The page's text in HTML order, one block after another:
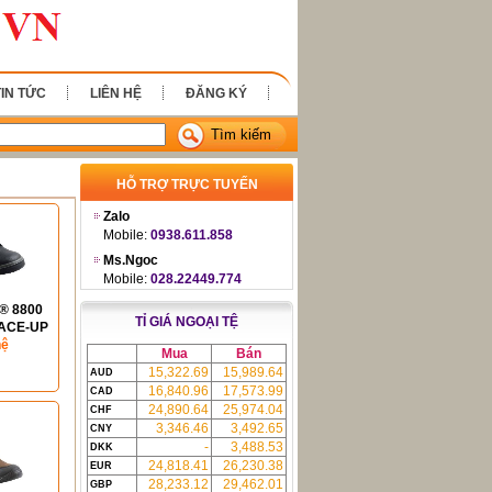
TỨC LIÊN HỆ ĐĂNG KÝ
Tìm kiếm
8800
UP
HỖ TRỢ TRỰC TUYẾN
Zalo
Mobile: 0938.611.858
Ms.Ngoc
Mobile: 028.22449.774
TỈ GIÁ NGOẠI TỆ
Mua Bán
AUD 15,322.69 15,989.64
CAD 16,840.96 17,573.99
CHF 24,890.64 25,974.04
CNY 3,346.46 3,492.65
DKK - 3,488.53
EUR 24,818.41 26,230.38
GBP 28,233.12 29,462.01